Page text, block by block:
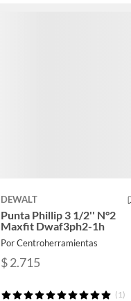
DEWALT
Punta Phillip 3 1/2'' N°2
Maxfit Dwaf3ph2-1h
Por Centroherramientas
$ 2.715
(1)